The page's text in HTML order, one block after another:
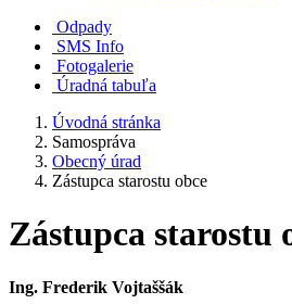
Odpady
SMS Info
Fotogalerie
Úradná tabuľa
Úvodná stránka
Samospráva
Obecný úrad
Zástupca starostu obce
Zástupca starostu
Ing. Frederik Vojtaššák